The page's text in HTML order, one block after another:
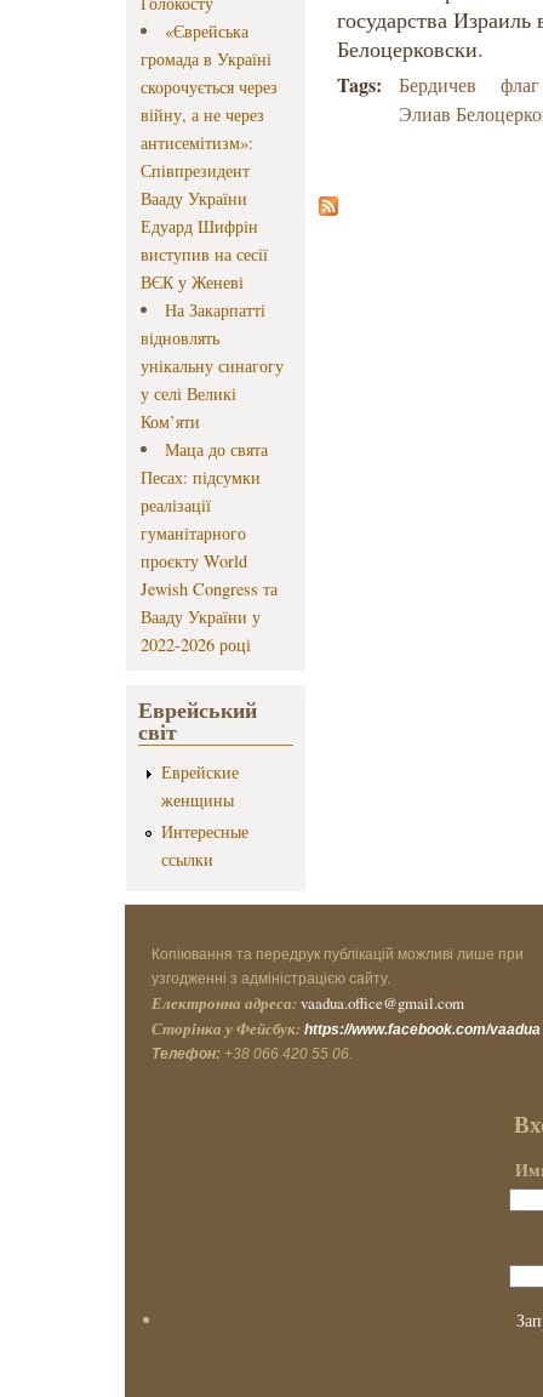
«Єврейська
громада в Україні
скорочується через
війну, а не через
антисемітизм»:
Співпрезидент
Вааду України
Едуард Шифрін
виступив на сесії
ВЄК у Женеві
На Закарпатті
відновлять
унікальну синагогу
у селі Великі
Ком’яти
Маца до свята
Песах: підсумки
реалізації
гуманітарного
проєкту World
Jewish Congress та
Вааду України у
2022-2026 році
Еврейський
світ
Еврейские
женщины
Интересные
ссылки
государства
Белоцерковски.
Tags: Бердичев
флаг
Элиав
Копіювання та передрук публікацій можливі лише при
узгодженні з адміністрацією сайту.
Електронна адреса: vaadua.office@gmail.com
Сторінка у Фейсбук: https://www.facebook.com/vaadua
Телефон: +38 066 420 55 06.